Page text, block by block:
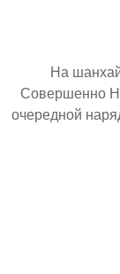
На
Совершенно
очередной